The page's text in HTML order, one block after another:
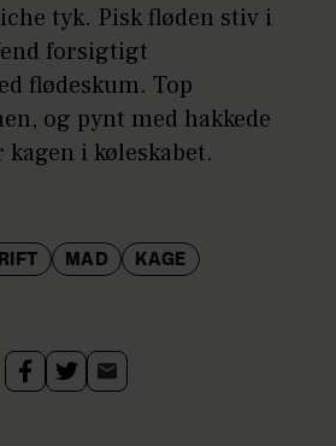
tyk. Pisk fløden stiv i
forsigtigt
flødeskum. Top
og pynt med hakkede
i køleskabet.
MAD KAGE